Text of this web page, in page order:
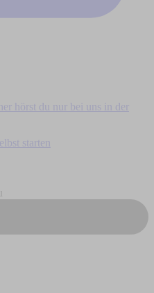
hörst du nur bei uns in der
starten